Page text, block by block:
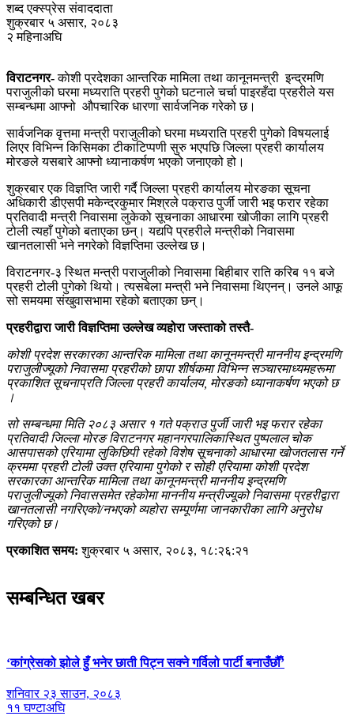
शब्द एक्स्प्रेस संवाददाता
शुक्रबार ५ असार, २०८३
२ महिनाअघि
विराटनगर-काेशी प्रदेशका आन्तरिक मामिला तथा कानूनमन्त्री इन्द्रमणि
पराजुलीको घरमा मध्यराति प्रहरी पुगेको घटनाले चर्चा पाइरहँदा प्रहरीले यस
सम्बन्धमा आफ्नो औपचारिक धारणा सार्वजनिक गरेको छ।
सार्वजनिक वृत्तमा मन्त्री पराजुलीको घरमा मध्यराति प्रहरी पुगेको विषयलाई
लिएर विभिन्न किसिमका टीकाटिप्पणी सुरु भएपछि जिल्ला प्रहरी कार्यालय
मोरङले यसबारे आफ्नो ध्यानाकर्षण भएको जनाएको हो।
शुक्रबार एक विज्ञप्ति जारी गर्दै जिल्ला प्रहरी कार्यालय मोरङका सूचना
अधिकारी डीएसपी मकेन्द्रकुमार मिश्रले पक्राउ पुर्जी जारी भइ फरार रहेका
प्रतिवादी मन्त्री निवासमा लुकेको सूचनाका आधारमा खोजीका लागि प्रहरी
टोली त्यहाँ पुगेको बताएका छन्। यद्यपि प्रहरीले मन्त्रीको निवासमा
खानतलासी भने नगरेको विज्ञप्तिमा उल्लेख छ।
विराटनगर-३ स्थित मन्त्री पराजुलीको निवासमा बिहीबार राति करिब ११ बजे
प्रहरी टोली पुगेको थियो। त्यसबेला मन्त्री भने निवासमा थिएनन्। उनले आफू
सो समयमा संखुवासभामा रहेको बताएका छन्।
प्रहरीद्वारा जारी विज्ञप्तिमा उल्लेख व्यहोरा जस्ताको तस्तै-
कोशी प्रदेश सरकारका आन्तरिक मामिला तथा कानूनमन्त्री माननीय इन्द्रमणि
पराजुलीज्यूको निवासमा प्रहरीको छापा शीर्षकमा विभिन्न सञ्चारमाध्यमहरूमा
प्रकाशित सूचनाप्रति जिल्ला प्रहरी कार्यालय, मोरङको ध्यानाकर्षण भएको छ
।
सो सम्बन्धमा मिति २०८३ असार १ गते पक्राउ पुर्जी जारी भइ फरार रहेका
प्रतिवादी जिल्ला मोरङ विराटनगर महानगरपालिकास्थित पुष्पलाल चोक
आसपासको एरियामा लुकिछिपी रहेको विशेष सूचनाको आधारमा खोजतलास गर्ने
क्रममा प्रहरी टोली उक्त एरियामा पुगेको र सोही एरियामा कोशी प्रदेश
सरकारका आन्तरिक मामिला तथा कानूनमन्त्री माननीय इन्द्रमणि
पराजुलीज्यूको निवाससमेत रहेकोमा माननीय मन्त्रीज्यूको निवासमा प्रहरीद्वारा
खानतलासी नगरिएको/नभएको व्यहोरा सम्पूर्णमा जानकारीका लागि अनुरोध
गरिएको छ।
प्रकाशित समय: शुक्रबार ५ असार, २०८३, १८:२६:२१
सम्बन्धित खबर
‘कांग्रेसको झोले हुँ भनेर छाती पिट्न सक्ने गर्विलो पार्टी बनाउँछौँ’
शनिवार २३ साउन, २०८३
११ घण्टाअघि